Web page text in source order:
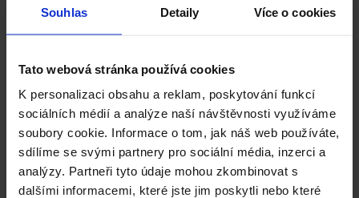
Souhlas Detaily Více o cookies
Tato webová stránka používá cookies
K personalizaci obsahu a reklam, poskytování funkcí
sociálních médií a analýze naší návštěvnosti využíváme
soubory cookie. Informace o tom, jak náš web používáte,
sdílíme se svými partnery pro sociální média, inzerci a
analýzy. Partneři tyto údaje mohou zkombinovat s
dalšími informacemi, které jste jim poskytli nebo které
Vezměte stavbu do vlastních rukou. Online.
Vyzkoušejte ZDARMA návrh domu za 5 minut
Cena domu v reálném čase
3D vizualizace
Komplexní nastavení
a mnohem více